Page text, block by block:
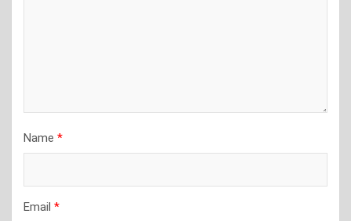
Name *
Email *